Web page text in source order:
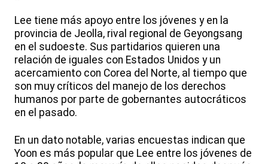
Lee tiene más apoyo entre los jóvenes y en la
provincia de Jeolla, rival regional de Geyongsang
en el sudoeste. Sus partidarios quieren una
relación de iguales con Estados Unidos y un
acercamiento con Corea del Norte, al tiempo que
son muy críticos del manejo de los derechos
humanos por parte de gobernantes autocráticos
en el pasado.
En un dato notable, varias encuestas indican que
Yoon es más popular que Lee entre los jóvenes de